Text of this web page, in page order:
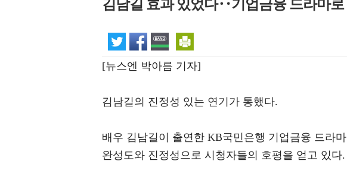
김남길 효과 있었다‥기업금융 드라마로
[뉴스엔 박아름 기자]
김남길의 진정성 있는 연기가 통했다.
배우 김남길이 출연한 KB국민은행 기업금융 드라
완성도와 진정성으로 시청자들의 호평을 얻고 있다.